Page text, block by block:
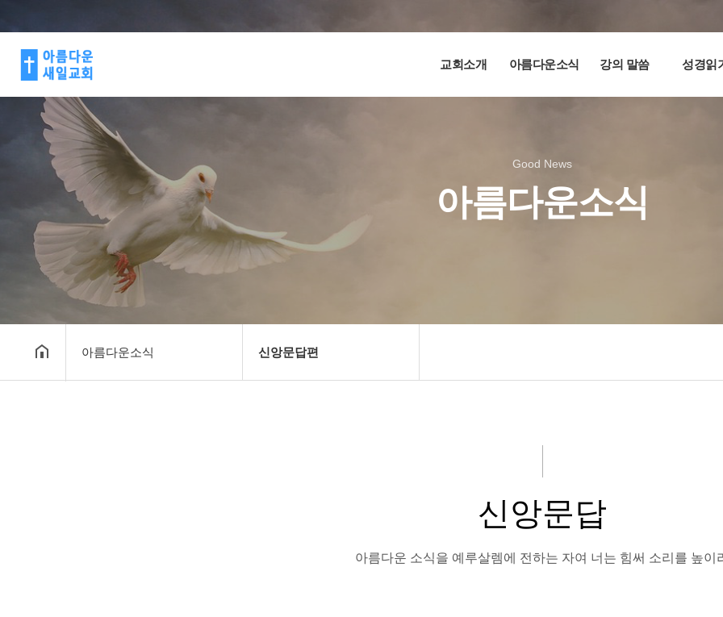
교회소개 아름다운소식 강의 말씀 성경읽
Good News
아름다운소식
아름다운소식 신앙문답편
신앙문답
아름다운 소식을 예루살렘에 전하는 자여 너는 힘써 소리를 높이